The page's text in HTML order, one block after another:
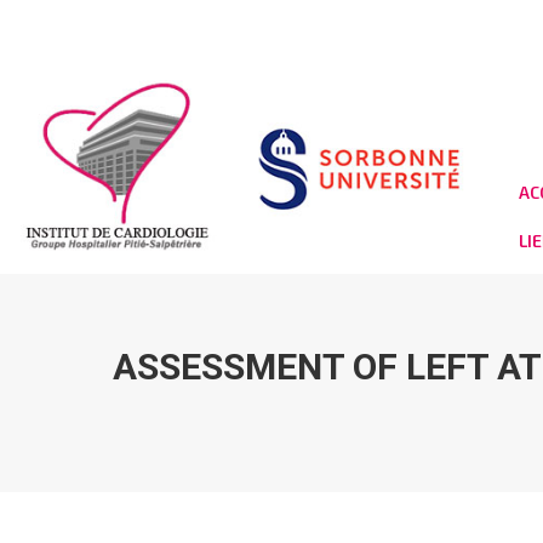
ASSESSMENT OF LEFT